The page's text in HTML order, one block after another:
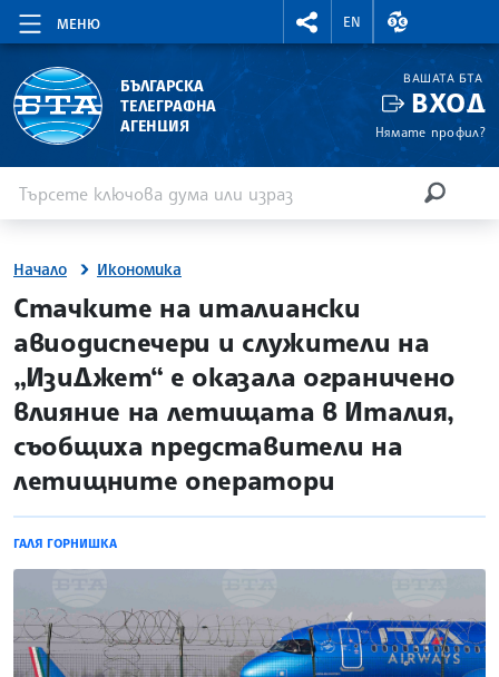
МЕНЮ
RIGHTMENU.SOCIAL
EN
ВАЛУТНИ
БЪЛГАРСКА
ТЕЛЕГРАФНА
АГЕНЦИЯ
ВАШАТА БТА
ВХОД
Нямате профил?
Начало Икономика
site.bta
Стачките на италиански
авиодиспечери и служители на
„ИзиДжет“ е оказала ограничено
влияние на летищата в Италия,
съобщиха представители на
летищните оператори
ГАЛЯ ГОРНИШКА